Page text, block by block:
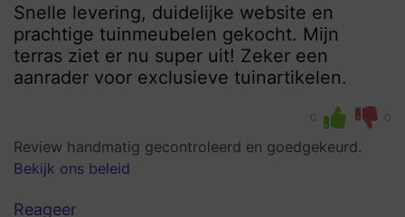
Snelle levering, duidelijke website en
prachtige tuinmeubelen gekocht. Mijn
terras ziet er nu super uit! Zeker een
aanrader voor exclusieve tuinartikelen.
0 0
Review handmatig gecontroleerd en goedgekeurd.
Bekijk ons beleid
Reageer